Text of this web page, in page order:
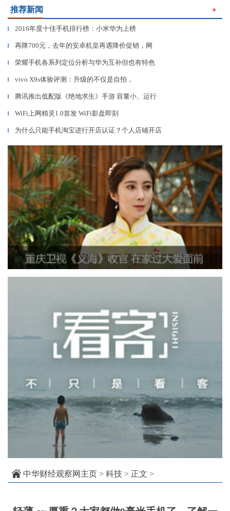
推荐新闻 ＋
▎ 2016年度十佳手机排行榜：小米华为上榜
▎ 再降700元，去年的安卓机皇再遇降价促销，网
▎ 荣耀手机各系列定位分析与华为互补但也有特色
▎ vivo X9s体验评测：升级的不仅是自拍，
▎ 腾讯推出低配版《绝地求生》手游 容量小、运行
▎ WiFi上网精灵1.0首发 WiFi影盘即刻
▎ 为什么只能手机淘宝进行开店认证？个人店铺开店
中华财经观察网主页 > 科技 > 正文 >